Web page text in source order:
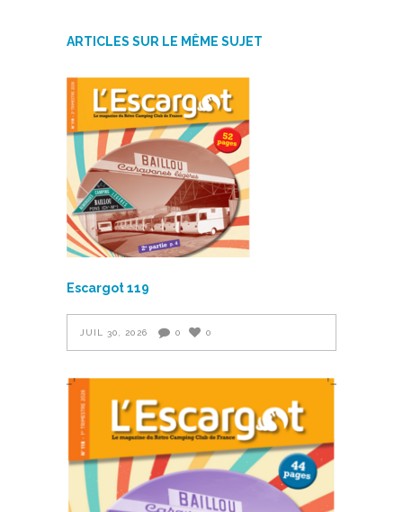
ARTICLES SUR LE MÊME SUJET
Escargot 119
JUIL 30, 2026 0 0